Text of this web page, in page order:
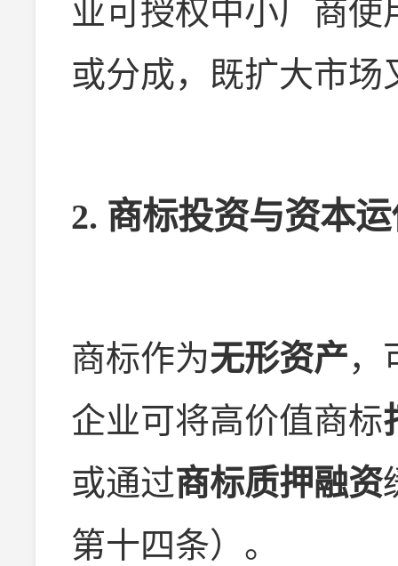
业可授权中小厂商
或分成，既扩大市场
2. 商标投资与资本
商标作为无形资产，
企业可将高价值商标
或通过商标质押融资
第十四条）。